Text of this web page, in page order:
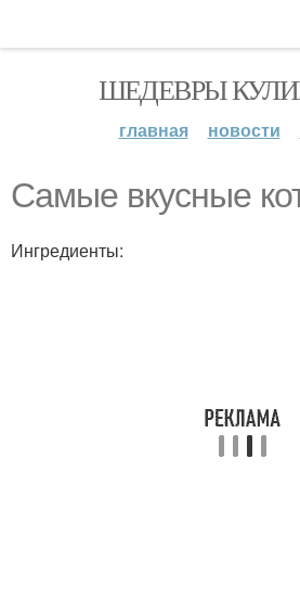
ШЕДЕВРЫ
главная новости
Самые вкусные
Ингредиенты: